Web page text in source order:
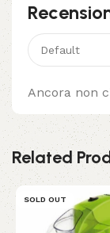
Ancora non
Related
SOLD OUT